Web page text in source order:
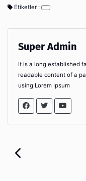
Etiketler :
Super Admin
It is a long established
readable content of a
using Lorem Ipsum